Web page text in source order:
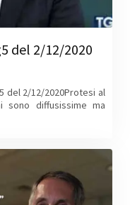
del 2/12/2020
del 2/12/2020Protesi al
sono diffusissime ma